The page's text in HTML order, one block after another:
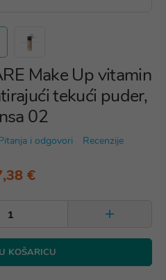
Make Up vitamin
tekući puder,
02
i odgovori Recenzije
€
KOŠARICU